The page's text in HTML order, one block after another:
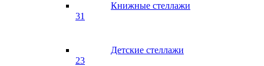
Книжные стеллажи
31
Детские стеллажи
23